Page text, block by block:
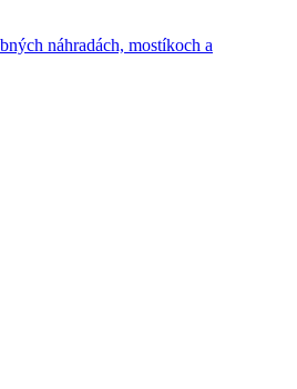
náhradách, mostíkoch a